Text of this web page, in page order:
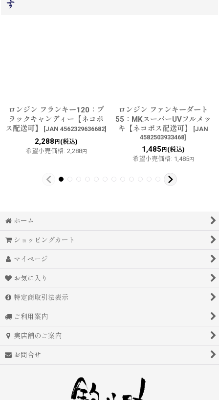
す
ロンジン フランキー120：ブ
ラックキャンディー【ネコポ
ス配送可】
[JAN 4562329636682]
2,288 円(税込)
希望小売価格: 2,288円
ロンジン ファンキーダート
55：MKスーパーUVフルメッ
キ【ネコポス配送可】
[JAN
4582503933468]
1,485 円(税込)
希望小売価格: 1,485円
ホーム
ショッピングカート
マイページ
お気に入り
特定商取引法表示
ご利用案内
実店舗のご案内
お問合せ